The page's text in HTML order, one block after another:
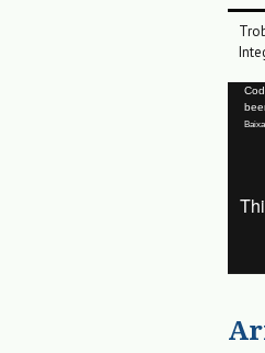
vídeo